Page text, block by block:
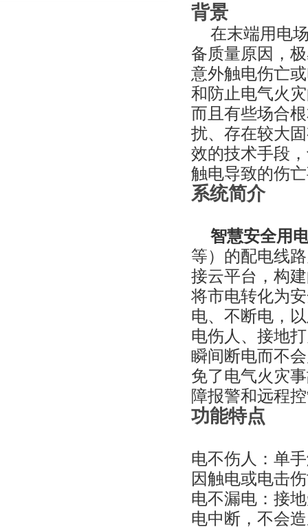
背景
在末端用电
备质量原因，
意外触电伤亡
和防止电气火
而且有些场合
扰、存在较大
效的技术手段
触电导致的伤
系统简介
智慧安全用
等）的配电线
接云平台，构
将市电转化为
电、不断电，
电伤人、接地
瞬间断电而不
免了电气火灾
障报警和远程
功能特点
电不伤人：单
因触电或电击
电不漏电：接
电中断，不会